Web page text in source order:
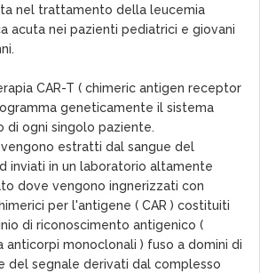
nel trattamento della leucemia
acuta nei pazienti pediatrici e giovani
CAR-T ( chimeric antigen receptor
geneticamente il sistema
di ogni singolo paziente.
vengono estratti dal sangue del
inviati in un laboratorio altamente
dove vengono ingnerizzati con
per l'antigene ( CAR ) costituiti
di riconoscimento antigenico (
anticorpi monoclonali ) fuso a domini di
del segnale derivati dal complesso